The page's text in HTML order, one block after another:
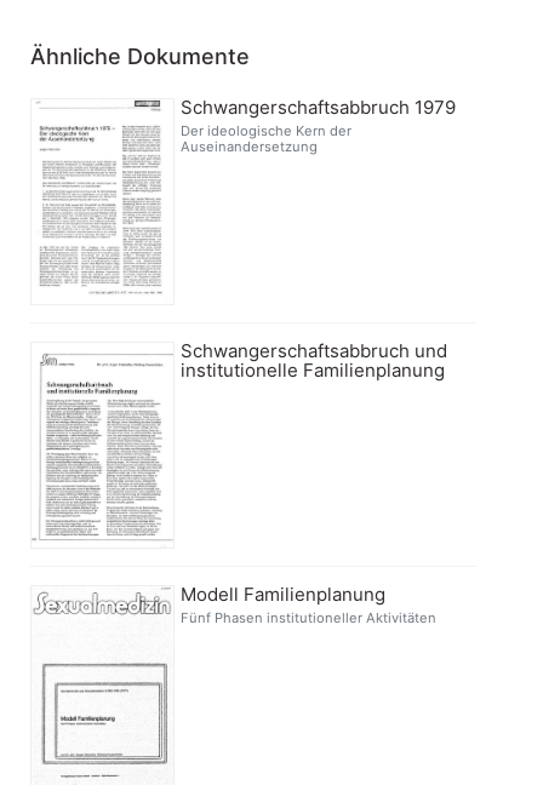
Ähnliche Dokumente
Schwangerschaftsabbruch 1979
Der ideologische Kern der
Auseinandersetzung
Schwangerschaftsabbruch und
institutionelle Familienplanung
Modell Familienplanung
Fünf Phasen institutioneller Aktivitäten